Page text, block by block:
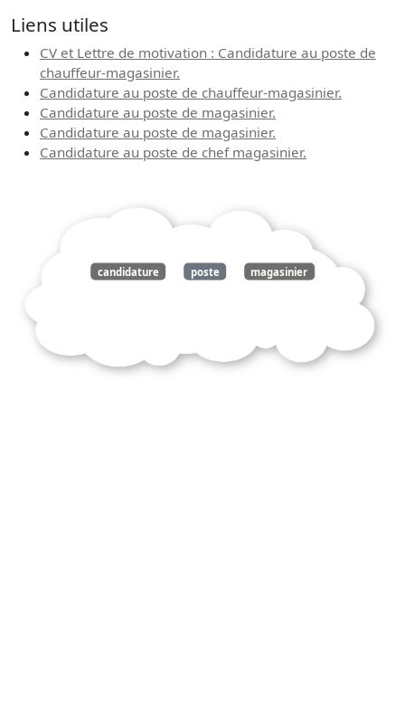
Liens utiles
CV et Lettre de motivation : Candidature au poste de
chauffeur-magasinier.
Candidature au poste de chauffeur-magasinier.
Candidature au poste de magasinier.
Candidature au poste de magasinier.
Candidature au poste de chef magasinier.
candidature poste magasinier